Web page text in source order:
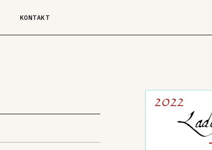
KONTAKT